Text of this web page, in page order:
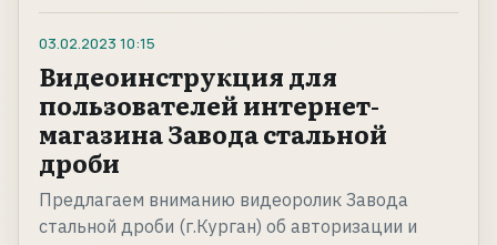
03.02.2023 10:15
Видеоинструкция для
пользователей интернет-
магазина Завода стальной
дроби
Предлагаем вниманию видеоролик Завода
стальной дроби (г.Курган) об авторизации и